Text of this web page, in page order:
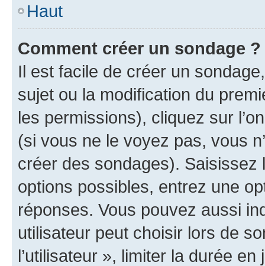
Haut
Comment créer un sondage ?
Il est facile de créer un
sujet ou la modification du
les permissions), cliquez sur
(si vous ne le voyez pas, vous
créer des sondages).
options possibles, entrez une
réponses. Vous pouvez aussi
utilisateur peut choisir lors de
l’utilisateur », limiter la durée